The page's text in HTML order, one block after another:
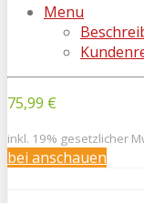
Menu
75,99 €
inkl. 19% gesetzlicher
bei anschauen